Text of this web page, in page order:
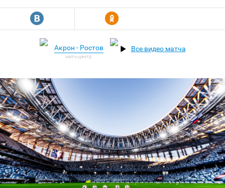
R Y
Акрон - Ростов Все видео матча